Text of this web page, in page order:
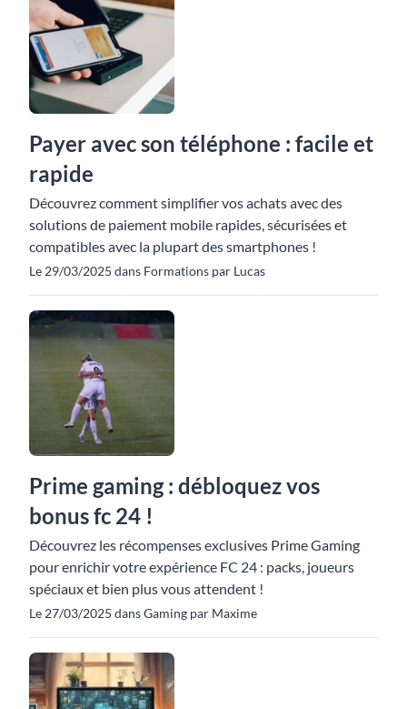
Payer avec son téléphone : facile et
rapide
Découvrez comment simplifier vos achats avec des
solutions de paiement mobile rapides, sécurisées et
compatibles avec la plupart des smartphones !
Le 29/03/2025 dans Formations par Lucas
Prime gaming : débloquez vos
bonus fc 24 !
Découvrez les récompenses exclusives Prime Gaming
pour enrichir votre expérience FC 24 : packs, joueurs
spéciaux et bien plus vous attendent !
Le 27/03/2025 dans Gaming par Maxime